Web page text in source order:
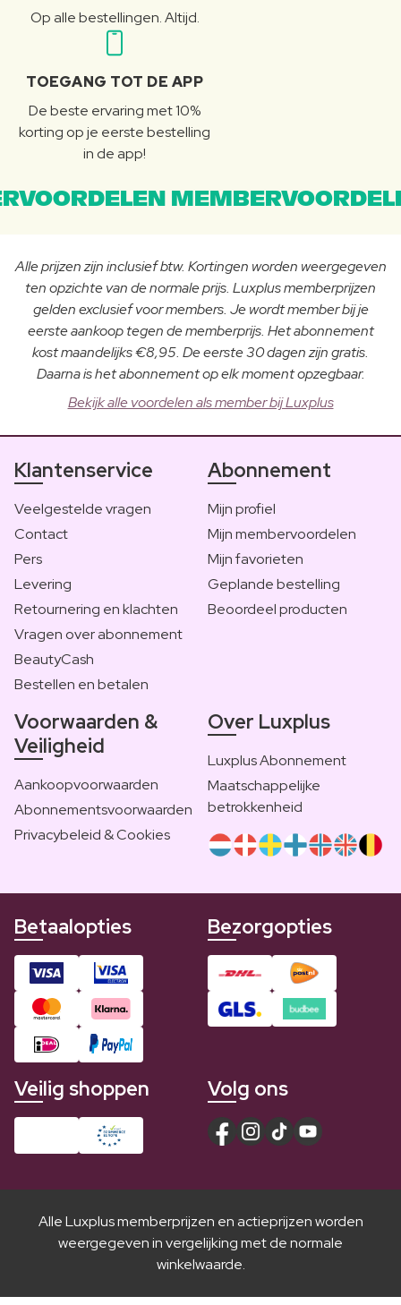
Op alle bestellingen. Altijd.
TOEGANG TOT DE APP
De beste ervaring met 10%
korting op je eerste bestelling
in de app!
Alle prijzen zijn inclusief btw. Kortingen worden weergegeven
ten opzichte van de normale prijs. Luxplus memberprijzen
gelden exclusief voor members. Je wordt member bij je
eerste aankoop tegen de memberprijs. Het abonnement
kost maandelijks €8,95. De eerste 30 dagen zijn gratis.
Daarna is het abonnement op elk moment opzegbaar.
Bekijk alle voordelen als member bij Luxplus
Klantenservice
Veelgestelde vragen
Contact
Pers
Levering
Retournering en klachten
Vragen over abonnement
BeautyCash
Bestellen en betalen
Abonnement
Mijn profiel
Mijn membervoordelen
Mijn favorieten
Geplande bestelling
Beoordeel producten
Voorwaarden &
Veiligheid
Aankoopvoorwaarden
Abonnementsvoorwaarden
Privacybeleid & Cookies
Over Luxplus
Luxplus Abonnement
Maatschappelijke
betrokkenheid
Betaalopties Bezorgopties
Veilig shoppen Volg ons
Alle Luxplus memberprijzen en actieprijzen worden
weergegeven in vergelijking met de normale
winkelwaarde.